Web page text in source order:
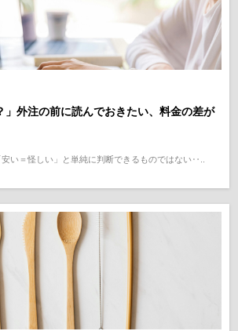
」外注の前に読んでおきたい、料金の差が
安い＝怪しい」と単純に判断できるものではない‥..